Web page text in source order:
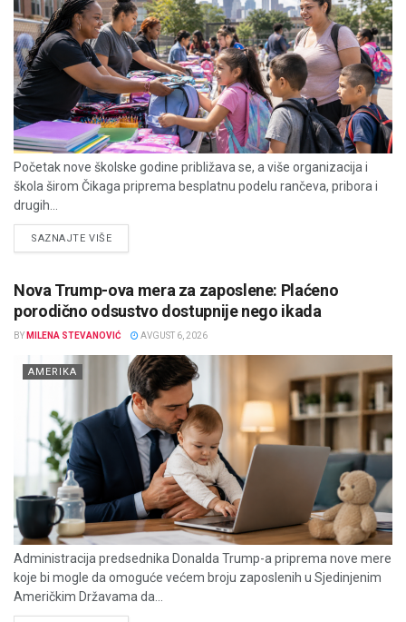
Početak nove školske godine približava se, a više organizacija i
škola širom Čikaga priprema besplatnu podelu rančeva, pribora i
drugih...
SAZNAJTE VIŠEDETAILS
Nova Trump-ova mera za zaposlene: Plaćeno
porodično odsustvo dostupnije nego ikada
BY MILENA STEVANOVIĆ AVGUST 6, 2026
AMERIKA
Administracija predsednika Donalda Trump-a priprema nove mere
koje bi mogle da omoguće većem broju zaposlenih u Sjedinjenim
Američkim Državama da...